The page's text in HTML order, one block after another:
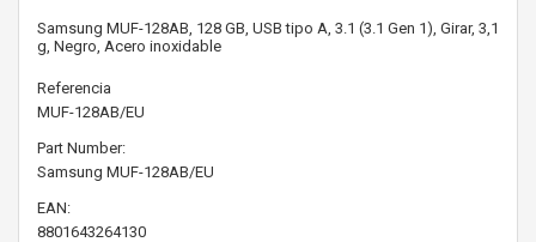
Samsung MUF-128AB, 128 GB, USB tipo A, 3.1 (3.1 Gen 1), Girar, 3,1
g, Negro, Acero inoxidable
Referencia
MUF-128AB/EU
Part Number:
Samsung MUF-128AB/EU
EAN:
8801643264130